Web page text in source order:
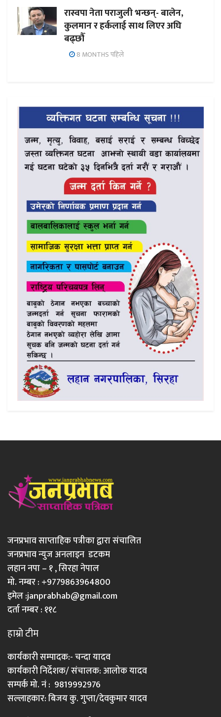
रास्वपा नेता पराजुली भन्छन्- बालेन,
कुलमान र हर्कलाई साथ लिएर अघि
बढ्छौँ
8 MONTHS पहिले
जनप्रभाव साप्ताहिक पत्रीका द्वारा संचालित
जनप्रभाव न्युज अनलाइन डटकम
लहान नपा – १ , सिरहा नेपाल
मो. नम्बर : +9779863964800
इमेल :janprabhab@gmail.com
दर्ता नम्बर : ११८
हाम्रो टीम
कार्यकारी सम्पादक:- चन्दा यादव
कार्यकारी निर्देशक/ संचालक: आलोक यादव
सम्पर्क मो. नं : 9819992976
सल्लाहकार: बिजय कु. गुप्ता/देवकुमार यादव